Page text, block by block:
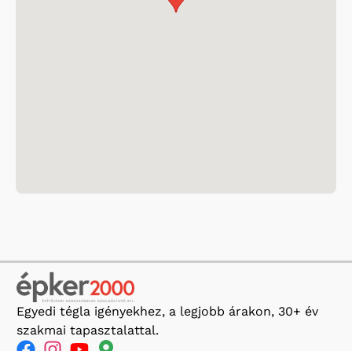
Egyedi tégla igényekhez, a legjobb árakon, 30+ év
szakmai tapasztalattal.